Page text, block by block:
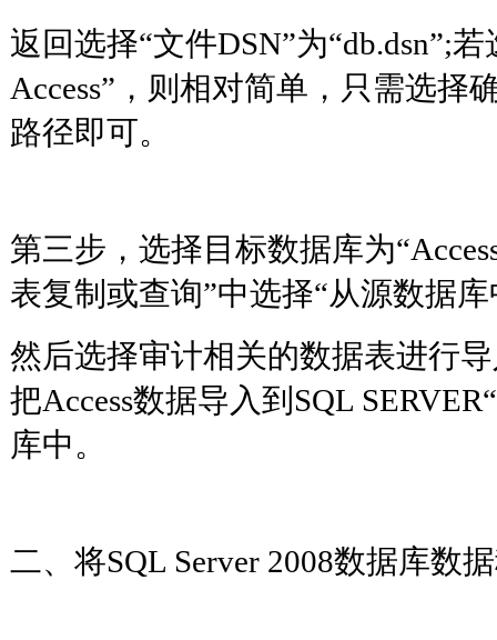
返回选择“文件DSN”为“db.dsn”;
Access”，则相对简单，只需选择
路径即可。
第三步，选择目标数据库为
表复制或查询”中选择“从源数据
然后选择审计相关的数据表进行
把Access数据导入到SQL
库中。
二、将SQL Server 2008数据库数